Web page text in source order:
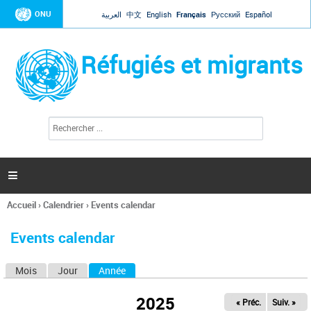
Jump to navigation
ONU العربية 中文 English Français Русский Español
Réfugiés et migrants
l
c
h
e

Vous
ici
Accueil›Calendrier› Events calendar
Events calendar
Mois Jour Année
2025 « Préc. Suiv. »